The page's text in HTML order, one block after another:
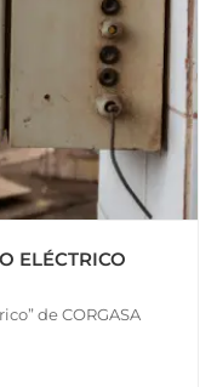
ELÉCTRICO
de CORGASA